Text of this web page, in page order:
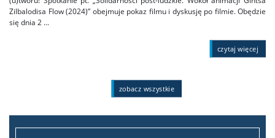
Zilbalodisa Flow (2024)” obejmuje pokaz filmu i dyskusję po filmie. Obędzie
się dnia 2 ...
czytaj więcej
zobacz wszystkie